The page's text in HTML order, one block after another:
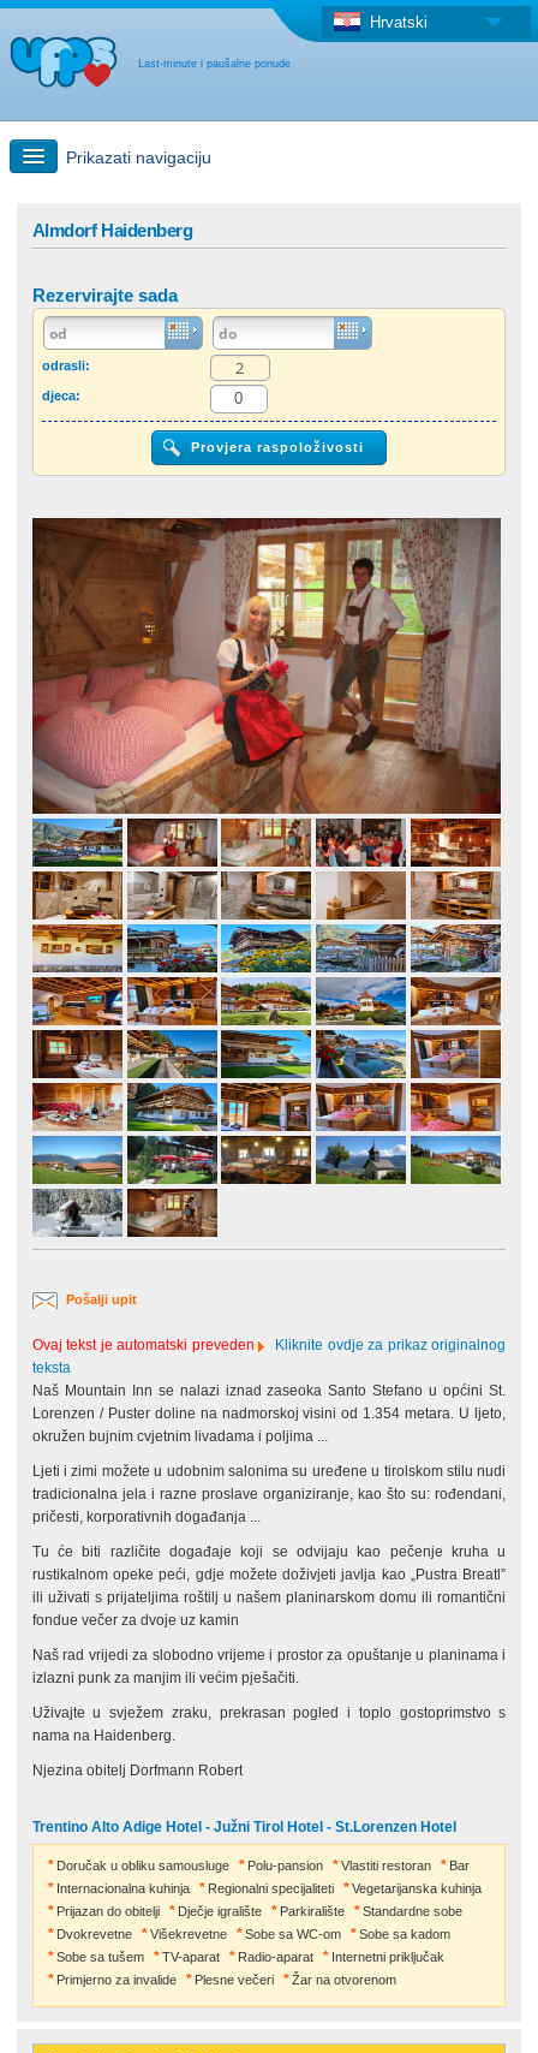
Last-minute i paušalne ponude
Hrvatski
Prikazati navigaciju
"Last Minute"ponuda + Paušalna ponuda
Druga država
Almdorf Haidenberg
Rezervirajte sada
odrasli:
djeca:
Pošalji upit
Ovaj tekst je automatski preveden
Kliknite ovdje za prikaz originalnog
teksta
Naš Mountain Inn se nalazi iznad zaseoka Santo Stefano u općini St.
Lorenzen / Puster doline na nadmorskoj visini od 1.354 metara. U ljeto,
okružen bujnim cvjetnim livadama i poljima ...
Ljeti i zimi možete u udobnim salonima su uređene u tirolskom stilu nudi
tradicionalna jela i razne proslave organiziranje, kao što su: rođendani,
pričesti, korporativnih događanja ...
Tu će biti različite događaje koji se odvijaju kao pečenje kruha u
rustikalnom opeke peći, gdje možete doživjeti javlja kao „Pustra Breatl”
ili uživati ​​s prijateljima roštilj u našem planinarskom domu ili romantični
fondue večer za dvoje uz kamin
Naš rad vrijedi za slobodno vrijeme i prostor za opuštanje u planinama i
izlazni punk za manjim ili većim pješačiti.
Uživajte u svježem zraku, prekrasan pogled i toplo gostoprimstvo s
nama na Haidenberg.
Njezina obitelj Dorfmann Robert
Trentino Alto Adige Hotel - Južni Tirol Hotel - St.Lorenzen Hotel
Doručak u obliku samousluge Polu-pansion Vlastiti restoran
Bar
Internacionalna kuhinja
Regionalni specijaliteti
Vegetarijanska kuhinja
Prijazan do obitelji
Dječje igralište Parkiralište
Standardne sobe
Dvokrevetne
Višekrevetne Sobe sa WC-om
Sobe sa kadom
Sobe sa tušem
TV-aparat Radio-aparat
Internetni priključak
Primjerno za invalide
Plesne večeri Žar na otvorenom